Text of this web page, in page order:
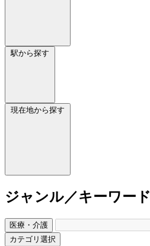
駅から探す
現在地から探す
ジャンル／キーワード
医療・介護
カテゴリ選択